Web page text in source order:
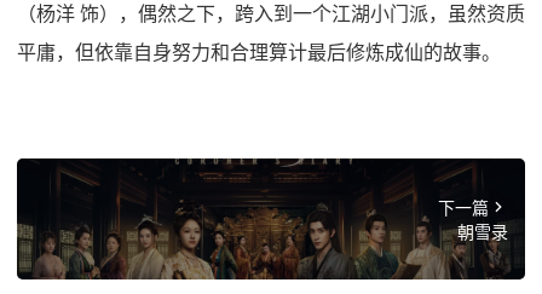
（杨洋 饰），偶然之下，跨入到一个江湖小门派，虽然资质
平庸，但依靠自身努力和合理算计最后修炼成仙的故事。
下一篇
朝雪录